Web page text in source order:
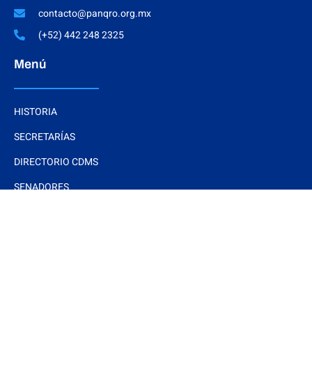
contacto@panqro.org.mx
(+52) 442 248 2325
Menú
HISTORIA
SECRETARÍAS
DIRECTORIO CDMS
SENADORES